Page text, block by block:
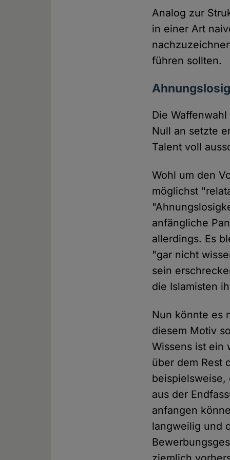
Analog zur
in einer Art
führen sollten.
Die
Null an setzte
Talent voll
Wohl um den
möglichst
anfängliche
allerdings. Es
"gar nicht
sein
die Islamisten
Nun könnte es
diesem Motiv
Wissens ist ein
über dem Rest
beispielsweise,
aus der
anfangen
langweilig und